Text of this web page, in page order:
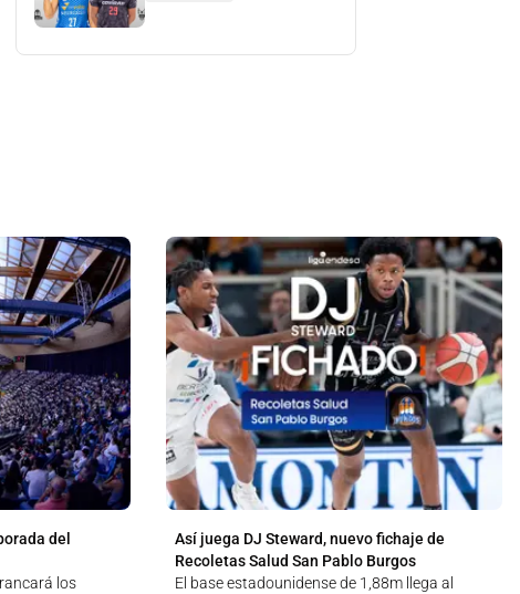
del
los
Así juega DJ Steward, nuevo fichaje de
Recoletas Salud San Pablo Burgos
El base estadounidense de 1,88m llega al